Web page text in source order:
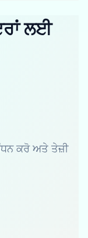
ਲਈ
ਕਰੋ ਅਤੇ ਤੇਜ਼ੀ